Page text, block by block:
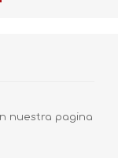
nuestra pagina